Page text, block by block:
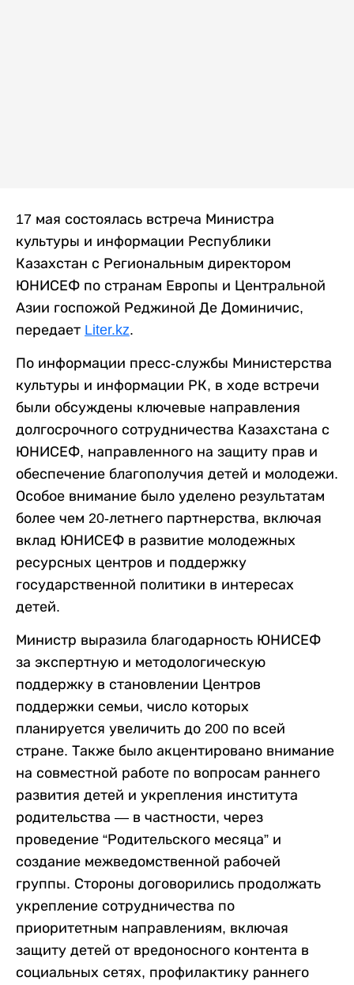
17 мая состоялась встреча Министра
культуры и информации Республики
Казахстан с Региональным директором
ЮНИСЕФ по странам Европы и Центральной
Азии госпожой Реджиной Де Доминичис,
передает Liter.kz.
По информации пресс-службы Министерства
культуры и информации РК, в ходе встречи
были обсуждены ключевые направления
долгосрочного сотрудничества Казахстана с
ЮНИСЕФ, направленного на защиту прав и
обеспечение благополучия детей и молодежи.
Особое внимание было уделено результатам
более чем 20-летнего партнерства, включая
вклад ЮНИСЕФ в развитие молодежных
ресурсных центров и поддержку
государственной политики в интересах
детей.
Министр выразила благодарность ЮНИСЕФ
за экспертную и методологическую
поддержку в становлении Центров
поддержки семьи, число которых
планируется увеличить до 200 по всей
стране. Также было акцентировано внимание
на совместной работе по вопросам раннего
развития детей и укрепления института
родительства — в частности, через
проведение “Родительского месяца” и
создание межведомственной рабочей
группы. Стороны договорились продолжать
укрепление сотрудничества по
приоритетным направлениям, включая
защиту детей от вредоносного контента в
социальных сетях, профилактику раннего